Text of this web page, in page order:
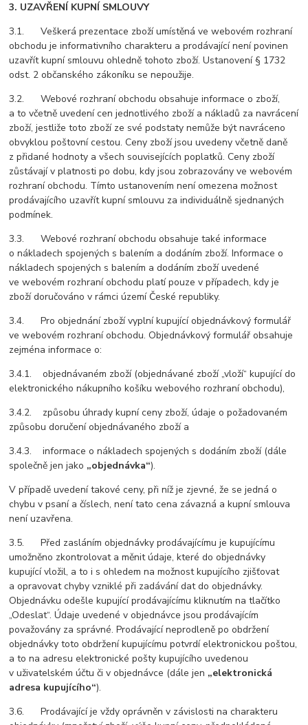
3. UZAVŘENÍ KUPNÍ SMLOUVY
3.1. Veškerá prezentace zboží umístěná ve webovém rozhraní
obchodu je informativního charakteru a prodávající není povinen
uzavřít kupní smlouvu ohledně tohoto zboží. Ustanovení § 1732
odst. 2 občanského zákoníku se nepoužije.
3.2. Webové rozhraní obchodu obsahuje informace o zboží,
a to včetně uvedení cen jednotlivého zboží a nákladů za navrácení
zboží, jestliže toto zboží ze své podstaty nemůže být navráceno
obvyklou poštovní cestou. Ceny zboží jsou uvedeny včetně daně
z přidané hodnoty a všech souvisejících poplatků. Ceny zboží
zůstávají v platnosti po dobu, kdy jsou zobrazovány ve webovém
rozhraní obchodu. Tímto ustanovením není omezena možnost
prodávajícího uzavřít kupní smlouvu za individuálně sjednaných
podmínek.
3.3. Webové rozhraní obchodu obsahuje také informace
o nákladech spojených s balením a dodáním zboží. Informace o
nákladech spojených s balením a dodáním zboží uvedené
ve webovém rozhraní obchodu platí pouze v případech, kdy je
zboží doručováno v rámci území České republiky.
3.4. Pro objednání zboží vyplní kupující objednávkový formulář
ve webovém rozhraní obchodu. Objednávkový formulář obsahuje
zejména informace o:
3.4.1. objednávaném zboží (objednávané zboží „vloží“ kupující do
elektronického nákupního košíku webového rozhraní obchodu),
3.4.2. způsobu úhrady kupní ceny zboží, údaje o požadovaném
způsobu doručení objednávaného zboží a
3.4.3. informace o nákladech spojených s dodáním zboží (dále
společně jen jako „objednávka“).
V případě uvedení takové ceny, při níž je zjevné, že se jedná o
chybu v psaní a číslech, není tato cena závazná a kupní smlouva
není uzavřena.
3.5. Před zasláním objednávky prodávajícímu je kupujícímu
umožněno zkontrolovat a měnit údaje, které do objednávky
kupující vložil, a to i s ohledem na možnost kupujícího zjišťovat
a opravovat chyby vzniklé při zadávání dat do objednávky.
Objednávku odešle kupující prodávajícímu kliknutím na tlačítko
„Odeslat“. Údaje uvedené v objednávce jsou prodávajícím
považovány za správné. Prodávající neprodleně po obdržení
objednávky toto obdržení kupujícímu potvrdí elektronickou poštou,
a to na adresu elektronické pošty kupujícího uvedenou
v uživatelském účtu či v objednávce (dále jen „elektronická
adresa kupujícího“).
3.6. Prodávající je vždy oprávněn v závislosti na charakteru